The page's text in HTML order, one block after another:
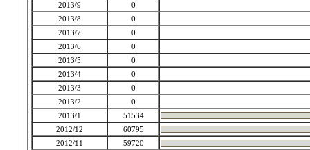
2013/9
0
2013/8
0
2013/7
0
2013/6
0
2013/5
0
2013/4
0
2013/3
0
2013/2
0
2013/1
51534
2012/12
60795
2012/11
59720